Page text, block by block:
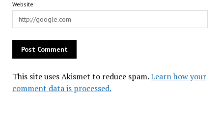
Website
This site uses Akismet to reduce spam.Learn how your
comment data is processed.